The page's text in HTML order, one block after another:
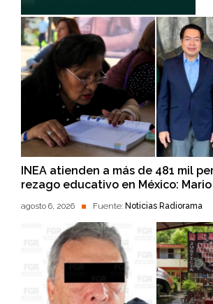
INEA atienden a más de 481 mil
rezago educativo en México:
agosto 6, 2026 Fuente: Noticias Radiorama